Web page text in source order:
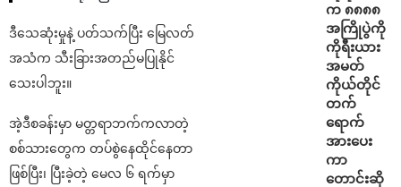
ဒီသေဆုံးမှုနဲ့ ပတ်သက်ပြီး မြေလတ်
အသံက သီးခြားအတည်မပြုနိုင်
သေးပါဘူး။
အဲ့ဒီစခန်းမှာ မတ္တရာဘက်ကလာတဲ့
စစ်သားတွေက တပ်စွဲနေထိုင်နေတာ
ဖြစ်ပြီး၊ ပြီးခဲ့တဲ့ မေလ ၆ ရက်မှာ
က ၈၈၈၈
အကြိုပွဲကို
ကိုရီးယား
အမတ်
ကိုယ်တိုင်
တက်
ရောက်
အားပေး
ကာ
တောင်းဆို